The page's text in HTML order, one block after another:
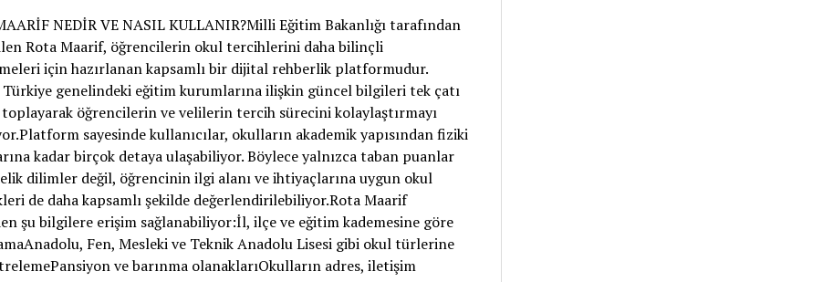
NEDİR VE NASIL KULLANIR?Milli Eğitim Bakanlığı tarafından
Rota Maarif, öğrencilerin okul tercihlerini daha bilinçli
için hazırlanan kapsamlı bir dijital rehberlik platformudur.
Türkiye genelindeki eğitim kurumlarına ilişkin güncel bilgileri tek çatı
toplayarak öğrencilerin ve velilerin tercih sürecini kolaylaştırmayı
sayesinde kullanıcılar, okulların akademik yapısından fiziki
kadar birçok detaya ulaşabiliyor. Böylece yalnızca taban puanlar
dilimler değil, öğrencinin ilgi alanı ve ihtiyaçlarına uygun okul
de daha kapsamlı şekilde değerlendirilebiliyor.Rota Maarif
şu bilgilere erişim sağlanabiliyor:İl, ilçe ve eğitim kademesine göre
Fen, Mesleki ve Teknik Anadolu Lisesi gibi okul türlerine
ve barınma olanaklarıOkulların adres, iletişim